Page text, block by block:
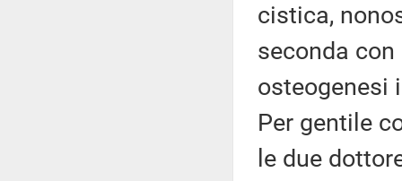
cistica,
seconda
osteogenesi
Per gentile
le due